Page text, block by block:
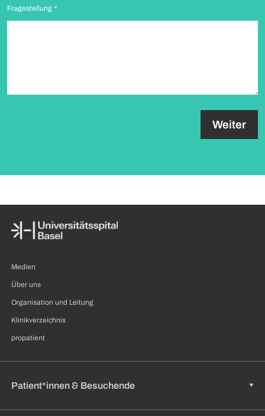
Fragestellung *
Medien
Über uns
Organisation und Leitung
Klinikverzeichnis
propatient
Patient*innen & Besuchende